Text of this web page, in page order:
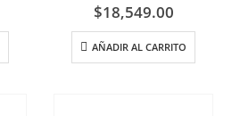
0 out of 5
$18,549.00
AÑADIR AL CARRITO